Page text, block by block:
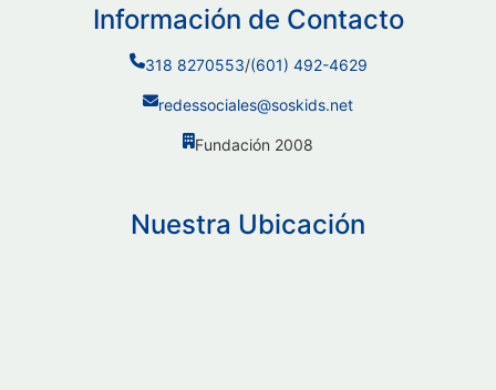
Información de Contacto
318 8270553/(601) 492-4629
redessociales@soskids.net
Fundación 2008
Nuestra Ubicación